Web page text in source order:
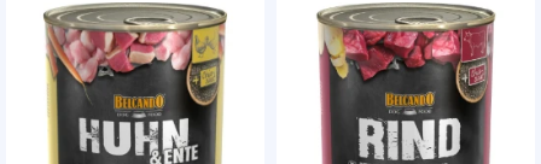
AddCardToFavourite